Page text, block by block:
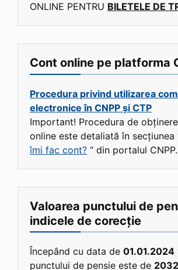
ONLINE PENTRU BILETELE DE
Cont online pe platforma
Procedura privind utilizarea
electronice în CNPP și CTP
Important! Procedura de
online este detaliată în secțiunea
îmi fac cont? “ din portalul CNPP.
Valoarea punctului de
indicele de corecție
Începând cu data de 01.01.2024
punctului de pensie este de